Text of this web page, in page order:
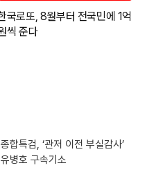
종합특검, ‘관저 이전 부실감사’
유병호 구속기소